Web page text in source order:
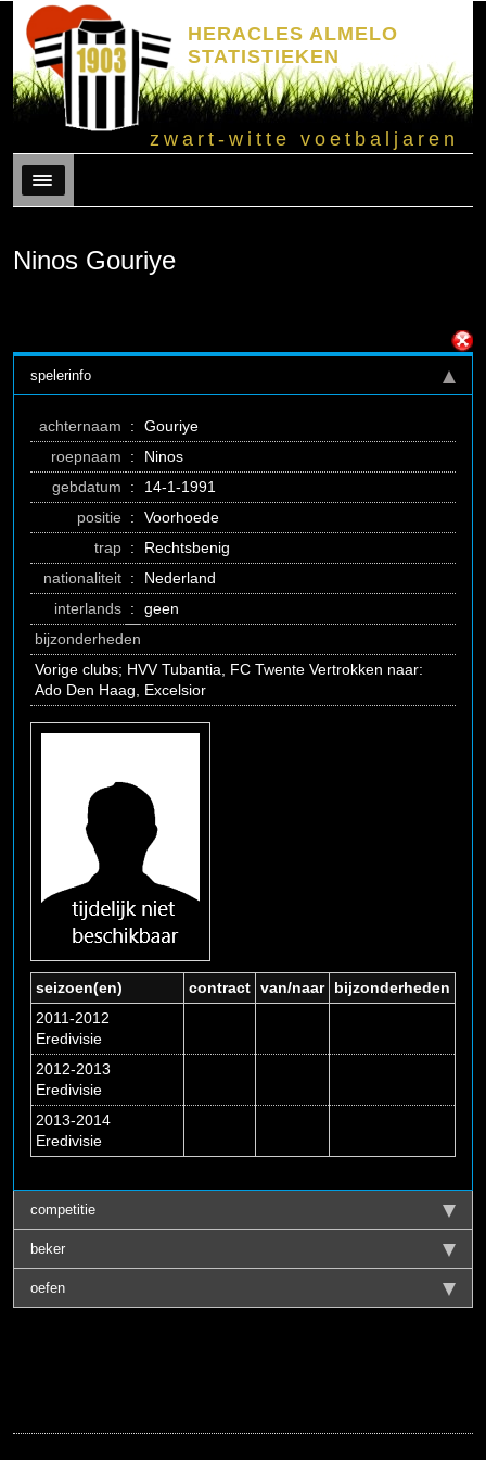
HERACLES ALMELO
STATISTIEKEN
zwart-witte voetbaljaren
Menu
Ninos Gouriye
spelerinfo
achternaam :
Gouriye
roepnaam
:
Ninos
gebdatum
:
14-1-1991
positie :
Voorhoede
trap :
Rechtsbenig
nationaliteit :
Nederland
interlands :
geen
bijzonderheden
Vorige clubs; HVV Tubantia, FC Twente Vertrokken naar:
Ado Den Haag, Excelsior
seizoen(en) contract van/naar
bijzonderheden
2011-2012
Eredivisie
2012-2013
Eredivisie
2013-2014
Eredivisie
competitie
beker
oefen